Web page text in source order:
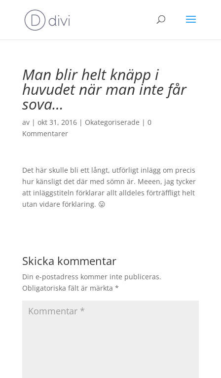
Man blir helt knäpp i
huvudet när man inte får
sova…
av | okt 31, 2016| Okategoriserade | 0
Kommentarer
Det här skulle bli ett långt, utförligt inlägg om precis
hur känsligt det där med sömn är. Meeen, jag tycker
att inläggstiteln förklarar allt alldeles förträffligt helt
utan vidare förklaring. 😛
Skicka kommentar
Din e-postadress kommer inte publiceras.
Obligatoriska fält är märkta *